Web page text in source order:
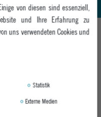
- 18:00
Verpackungen
von diesen sind essenziell,
und Ihre Erfahrung zu
uns verwendeten Cookies und
Statistik
Externe Medien